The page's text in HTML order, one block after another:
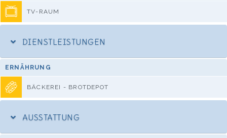
TV-RAUM
DIENSTLEISTUNGEN
ERNÄHRUNG
BÄCKEREI - BROTDEPOT
AUSSTATTUNG